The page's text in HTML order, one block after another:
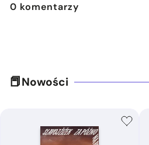
0 komentarzy
Nowości